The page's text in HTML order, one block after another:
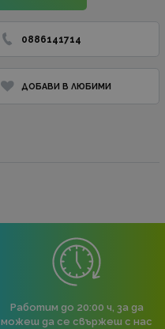
0886141714
ДОБАВИ В ЛЮБИМИ
Работим до 20:00 ч, за да
можеш да се свържеш с нас